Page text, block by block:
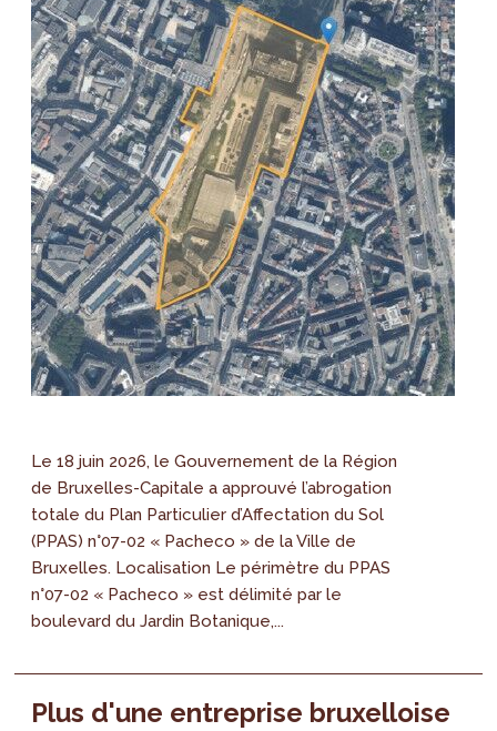
Le 18 juin 2026, le Gouvernement de la Région
de Bruxelles-Capitale a approuvé l’abrogation
totale du Plan Particulier d’Affectation du Sol
(PPAS) n°07-02 « Pacheco » de la Ville de
Bruxelles. Localisation Le périmètre du PPAS
n°07-02 « Pacheco » est délimité par le
boulevard du Jardin Botanique,...
Plus d'une entreprise bruxelloise